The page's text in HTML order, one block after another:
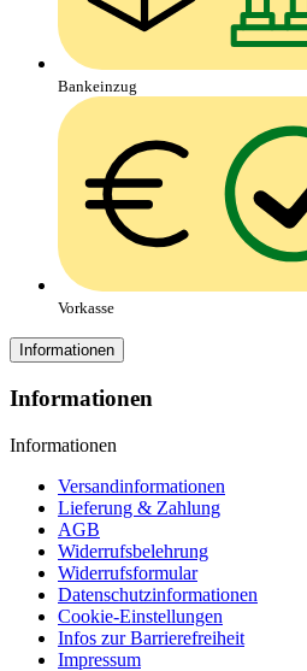
Bankeinzug
Vorkasse
Informationen
Informationen
Informationen
Versandinformationen
Lieferung & Zahlung
AGB
Widerrufsbelehrung
Widerrufsformular
Datenschutzinformationen
Cookie-Einstellungen
Infos zur Barrierefreiheit
Impressum